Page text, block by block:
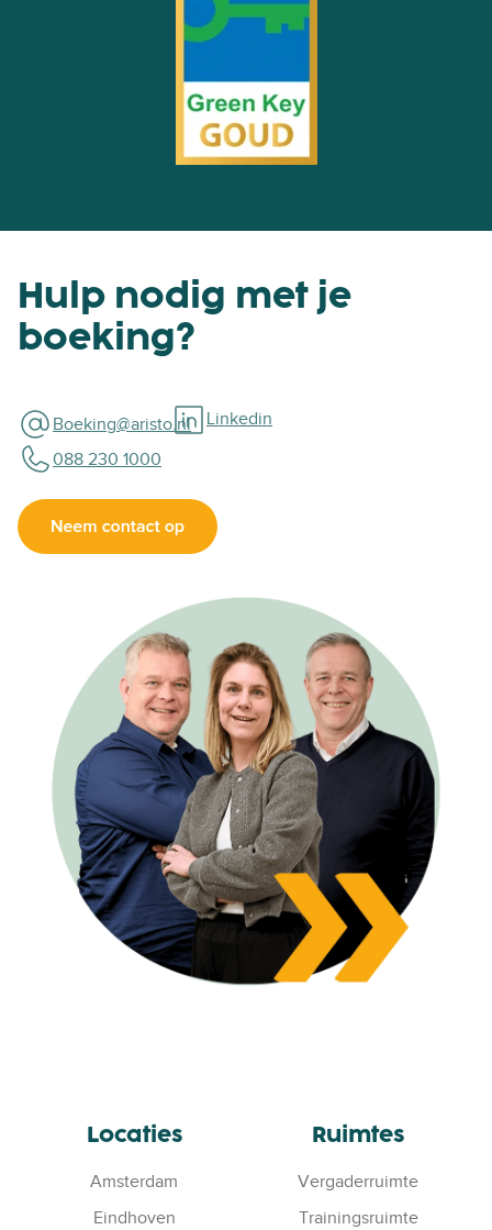
Hulp nodig met je
boeking?
Boeking@aristo.nl
088 230 1000
Linkedin
Locaties
Amsterdam
Eindhoven
Ruimtes
Vergaderruimte
Trainingsruimte